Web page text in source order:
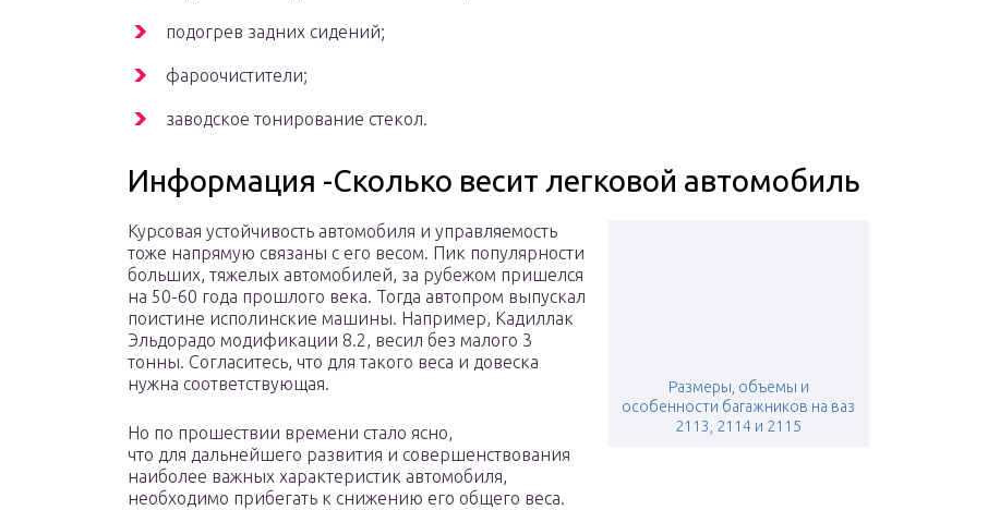
подогрев задних сидений;
фароочистители;
заводское тонирование стекол.
Информация -Сколько весит легковой автомобиль
Размеры, объемы и
особенности багажников на ваз
2113, 2114 и 2115
Курсовая устойчивость автомобиля и управляемость
тоже напрямую связаны с его весом. Пик популярности
больших, тяжелых автомобилей, за рубежом пришелся
на 50-60 года прошлого века. Тогда автопром выпускал
поистине исполинские машины. Например, Кадиллак
Эльдорадо модификации 8.2, весил без малого 3
тонны. Согласитесь, что для такого веса и довеска
нужна соответствующая.
Но по прошествии времени стало ясно,
что для дальнейшего развития и совершенствования
наиболее важных характеристик автомобиля,
необходимо прибегать к снижению его общего веса.